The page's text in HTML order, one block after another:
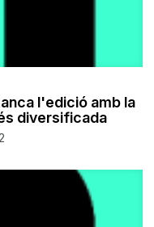
l'edició amb la
diversificada